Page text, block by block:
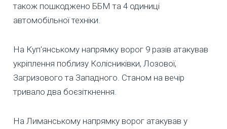
також пошкоджено ББМ та 4 одиниці
автомобільної техніки.
На Куп'янському напрямку ворог 9 разів атакував
укріплення поблизу Колісниківки, Лозової,
Загризового та Западного. Станом на вечір
тривало два боєзіткнення.
На Лиманському напрямку ворог атакував у